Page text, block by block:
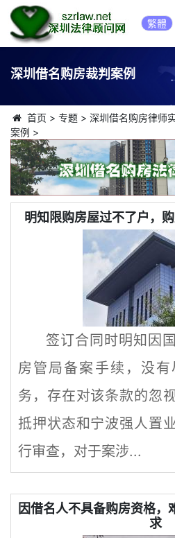
繁體
深圳借名购房裁判案例
首页 > 专题> 深圳借名购房律师
案例 >
明知限购房屋过不了户，
签订合同时明知因
房管局备案手续，没
务，存在对该条款的忽
抵押状态和宁波强人置
行审查，对于案涉...
因借名人不具备购房资格，
求